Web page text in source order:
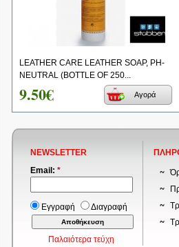
LEATHER CARE LEATHER SOAP, PH-
NEUTRAL (BOTTLE OF 250...
9.50€ Αγορά
NEWSLETTER
Email: *
Εγγραφή Διαγραφή
Παλαιότερα τεύχη